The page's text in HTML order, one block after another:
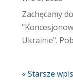
Zachęcamy
Ukrainie".
« Starsze